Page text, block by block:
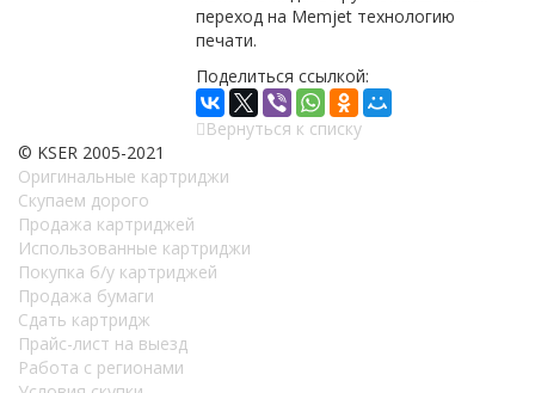
переход на Memjet технологию
печати.
Поделиться ссылкой:
Вернуться к списку
© KSER 2005-2021
Оригинальные картриджи
Скупаем дорого
Продажа картриджей
Использованные картриджи
Покупка б/у картриджей
Продажа бумаги
Сдать картридж
Прайс-лист на выезд
Работа с регионами